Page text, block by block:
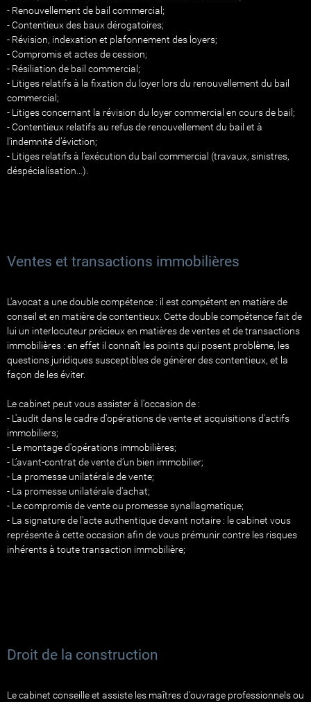
- Renouvellement de bail commercial;
- Contentieux des baux dérogatoires;
- Révision, indexation et plafonnement des loyers;
- Compromis et actes de cession;
- Résiliation de bail commercial;
- Litiges relatifs à la fixation du loyer lors du renouvellement du bail
commercial;
- Litiges concernant la révision du loyer commercial en cours de bail;
- Contentieux relatifs au refus de renouvellement du bail et à
l’indemnité d’éviction;
- Litiges relatifs à l’exécution du bail commercial (travaux, sinistres,
déspécialisation…).
Ventes et transactions immobilières
L'avocat a une double compétence : il est compétent en matière de
conseil et en matière de contentieux. Cette double compétence fait de
lui un interlocuteur précieux en matières de ventes et de transactions
immobilières : en effet il connaît les points qui posent problème, les
questions juridiques susceptibles de générer des contentieux, et la
façon de les éviter.
Le cabinet peut vous assister à l'occasion de :
- L'audit dans le cadre d'opérations de vente et acquisitions d'actifs
immobiliers;
- Le montage d'opérations immobilières;
- L’avant-contrat de vente d’un bien immobilier;
- La promesse unilatérale de vente;
- La promesse unilatérale d'achat;
- Le compromis de vente ou promesse synallagmatique;
- La signature de l'acte authentique devant notaire : le cabinet vous
représente à cette occasion afin de vous prémunir contre les risques
inhérents à toute transaction immobilière;
Droit de la construction
Le cabinet conseille et assiste les maîtres d'ouvrage professionnels ou